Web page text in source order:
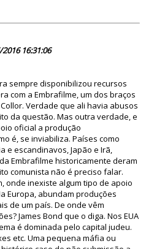
16:31:06
sempre disponibilizou recursos
com a Embrafilme, um dos braços
Verdade que ali havia abusos
da questão. Mas outra verdade, e
oficial a produção
é, se inviabiliza. Países como
e escandinavos, Japão e Irã,
Embrafilme historicamente deram
comunista não é preciso falar.
onde inexiste algum tipo de apoio
Europa, abundam produções
de um país. De onde vêm
James Bond que o diga. Nos EUA
é dominada pelo capital judeu.
etc. Uma pequena máfia ou